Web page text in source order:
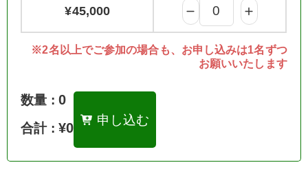
¥45,000
※2名以上でご参加の場合も、お申し込みは1名ずつ
お願いいたします
数量 : 0
合計 : ¥0
申し込む